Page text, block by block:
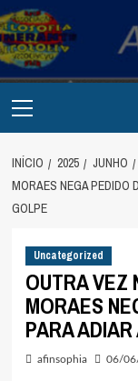
Avançar
para
o
conteúdo
Menu
INÍCIO 2025 JUNHO
MORAES NEGA PEDIDO
GOLPE
Uncategorized
OUTRA VEZ
MORAES
PARA
afinsophia 06/